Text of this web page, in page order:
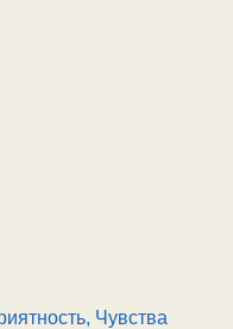
, Чувства